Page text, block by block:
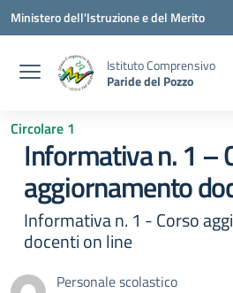
Vai ai contenuti
Vai al menu di navigazione
Vai al footer
Ministero dell'Istruzione e del Merito
Istituto Comprensivo
Paride del Pozzo
Circolare 1
Informativa n. 1 –
aggiornamento
Informativa n. 1 - Corso
docenti on line
Personale scolastico